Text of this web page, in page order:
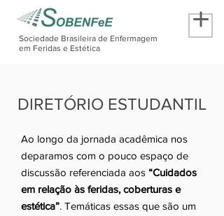
Sociedade Brasileira de Enfermagem
em Feridas e Estética
DIRETÓRIO ESTUDANTIL
Ao longo da jornada acadêmica nos
deparamos com o pouco espaço de
discussão referenciada aos “Cuidados
em relação às feridas, coberturas e
estética”. Temáticas essas que são um